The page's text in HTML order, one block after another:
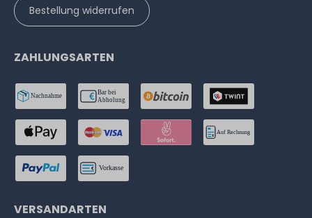
Bestellung widerrufen
ZAHLUNGSARTEN
VERSANDARTEN